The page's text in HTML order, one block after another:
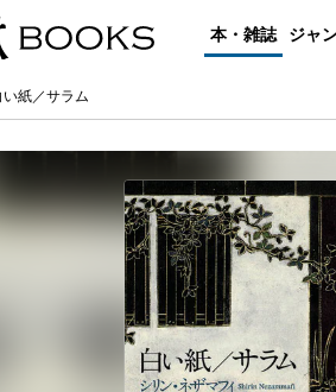
本・雑誌 ジャ
い紙／サラム